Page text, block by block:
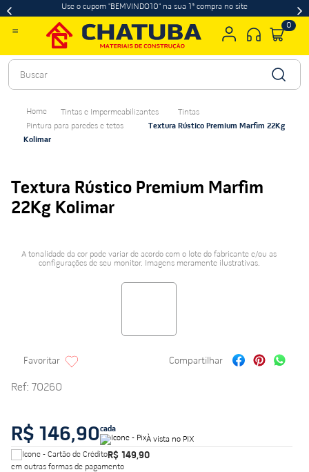
Use o cupom "BEMVINDO10" na sua 1ª compra no site
0
Buscar
Tintas e Impermeabilizantes
Tintas
Pintura para paredes e tetos
Textura Rústico Premium Marfim 22Kg
Kolimar
Textura Rústico Premium Marfim
22Kg Kolimar
A tonalidade da cor pode variar de acordo com o lote do fabricante e/ou as
configurações de seu monitor. Imagens meramente ilustrativas.
Ref: 70260
R$ 146,90cada
À vista no PIX
R$ 149,90
em outras formas de pagamento